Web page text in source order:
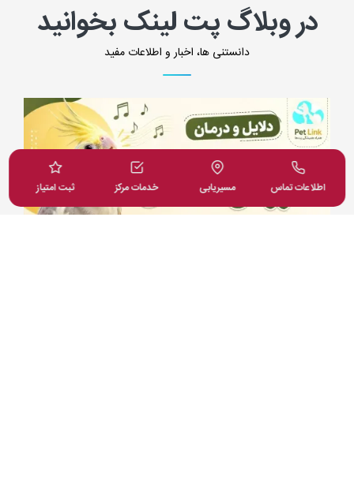
در وبلاگ پت لینک بخوانید
دانستنی ها، اخبار و اطلاعات مفید
اطلاعات تماس مسیریابی خدمات مرکز ثبت امتیاز